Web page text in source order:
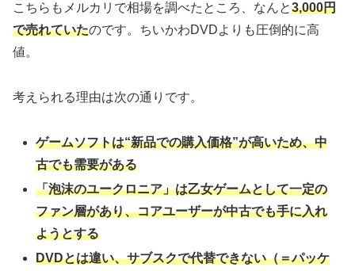
こちらもメルカリで相場を調べたところ、なんと3,000円
で売れていたのです。ちいかわDVDよりも圧倒的に高
値。
考えられる理由は次の通りです。
ゲームソフトは“新品での購入価格”が高いため、中
古でも需要がある
「泡沫のユークロニア」は乙女ゲームとして一定の
ファン層があり、コアユーザーが中古でも手に入れ
ようとする
DVDとは違い、サブスクで代替できない（＝パッケ